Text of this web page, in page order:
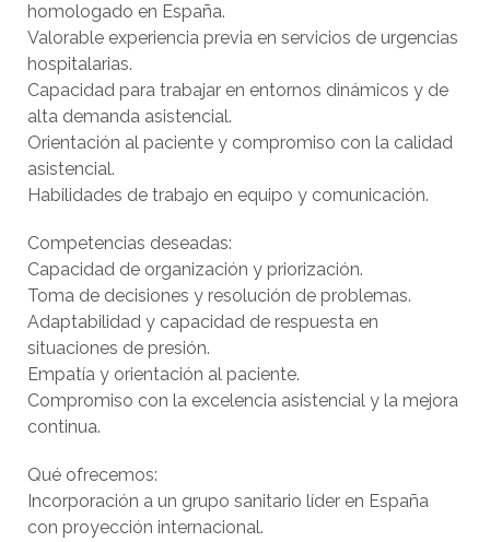
homologado en España.
Valorable experiencia previa en servicios de urgencias
hospitalarias.
Capacidad para trabajar en entornos dinámicos y de
alta demanda asistencial.
Orientación al paciente y compromiso con la calidad
asistencial.
Habilidades de trabajo en equipo y comunicación.
Competencias deseadas:
Capacidad de organización y priorización.
Toma de decisiones y resolución de problemas.
Adaptabilidad y capacidad de respuesta en
situaciones de presión.
Empatía y orientación al paciente.
Compromiso con la excelencia asistencial y la mejora
continua.
Qué ofrecemos:
Incorporación a un grupo sanitario líder en España
con proyección internacional.